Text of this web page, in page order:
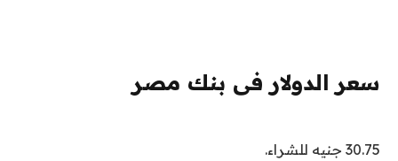
سعر الدولار فى بنك مصر
30.75 جنيه للشراء.